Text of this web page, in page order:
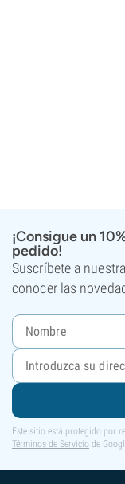
¡Consigue un
pedido!
Suscríbete a
conocer las
Este sitio está protegido por
Términos de Servicio de